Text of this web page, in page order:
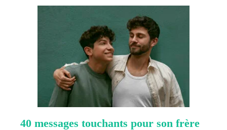
40 messages touchants pour son frère